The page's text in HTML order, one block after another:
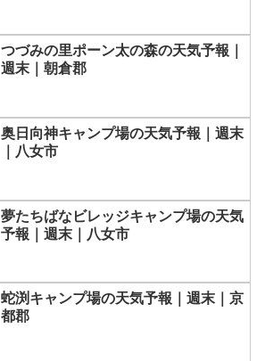
つづみの里ポーン太の森の天気予報｜
週末｜朝倉郡
奥日向神キャンプ場の天気予報｜週末
｜八女市
夢たちばなビレッジキャンプ場の天気
予報｜週末｜八女市
蛇渕キャンプ場の天気予報｜週末｜京
都郡